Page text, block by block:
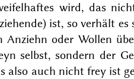
wird, das
ist, so verhält
Anziehn oder Wollen
selbst, sondern der
also auch nicht frey ist